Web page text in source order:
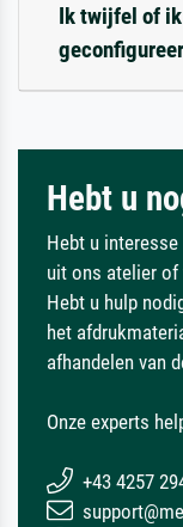
Ik twijfel of ik
Hebt u
Hebt u
uit ons atelier
Hebt u hulp
het
afhandelen van
Onze experts
+43 4257